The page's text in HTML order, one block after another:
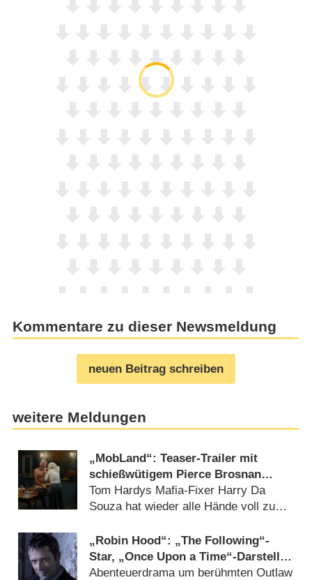
Kommentare zu dieser Newsmeldung
neuen Beitrag schreiben
weitere Meldungen
„MobLand“: Teaser-Trailer mit
schießwütigem Pierce Brosnan
kündigt Starttermin von Staffel 2 der
Gangsterserie an
Tom Hardys Mafia-Fixer Harry Da
Souza hat wieder alle Hände voll zu
„Robin Hood“: „The Following“-
Star, „Once Upon a Time“-Darsteller
und „Hudson & Rex“-Mime für
Abenteuerdrama um berühmten Outlaw